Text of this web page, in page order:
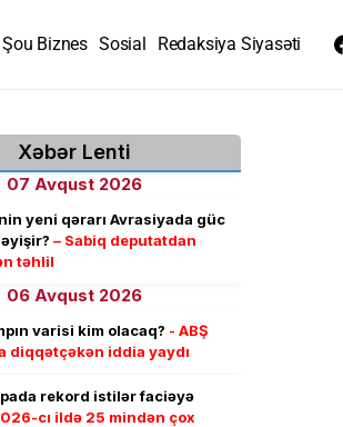
Şou Biznes Sosial Redaksiya Siyasəti
Xəbər Lenti
07 Avqust 2026
yeni qərarı Avrasiyada güc
– Sabiq deputatdan
təhlil
06 Avqust 2026
varisi kim olacaq? - ABŞ
diqqətçəkən iddia yaydı
rekord istilər faciəyə
cı ildə 25 mindən çox